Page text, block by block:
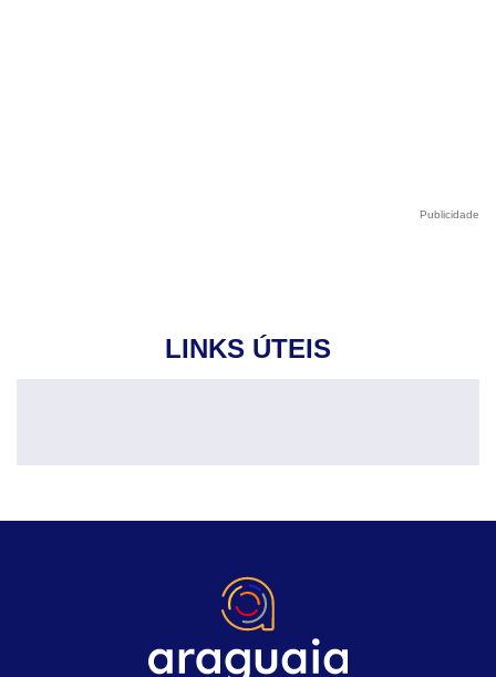
Publicidade
LINKS ÚTEIS